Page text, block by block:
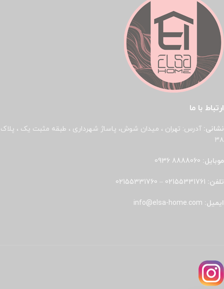
ارتباط با ما
نشانی: آدرس: تهران ، میدان شوش، پاساژ شهرداری ، طبقه مثبت یک ، پلاک
۳۸
موبایل: 8888060 0936
تلفن: 02155331761
–
02155331760
ایمیل: info@elsa-home.com